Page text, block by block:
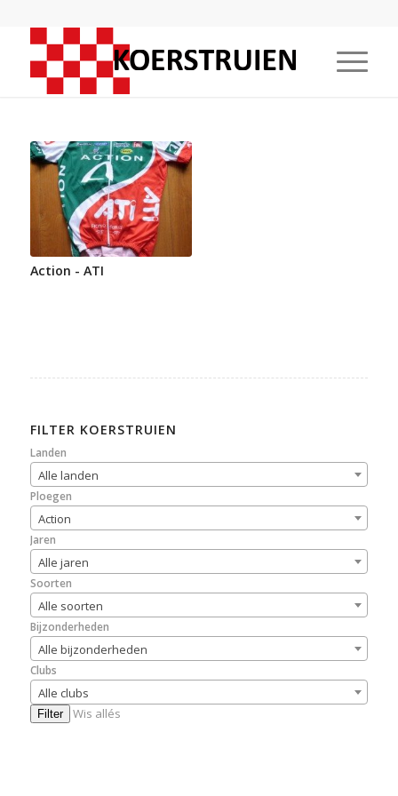
Action - ATI
FILTER KOERSTRUIEN
Landen
Alle landen
Ploegen
Action
Jaren
Alle jaren
Soorten
Alle soorten
Bijzonderheden
Alle bijzonderheden
Clubs
Alle clubs
Filter Wis allés